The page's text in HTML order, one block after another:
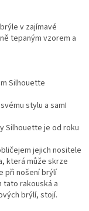
v zajímavé
tepaným vzorem a
Silhouette
stylu a samI
Silhouette je od roku
jejich nositele
která může skrze
při nošení brýlí
tato rakouská a
brýlí, stojí.